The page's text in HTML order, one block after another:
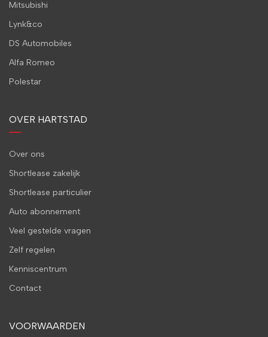
Mitsubishi
Lynk&co
DS Automobiles
Alfa Romeo
Polestar
OVER HARTSTAD
Over ons
Shortlease zakelijk
Shortlease particulier
Auto abonnement
Veel gestelde vragen
Zelf regelen
Kenniscentrum
Contact
VOORWAARDEN